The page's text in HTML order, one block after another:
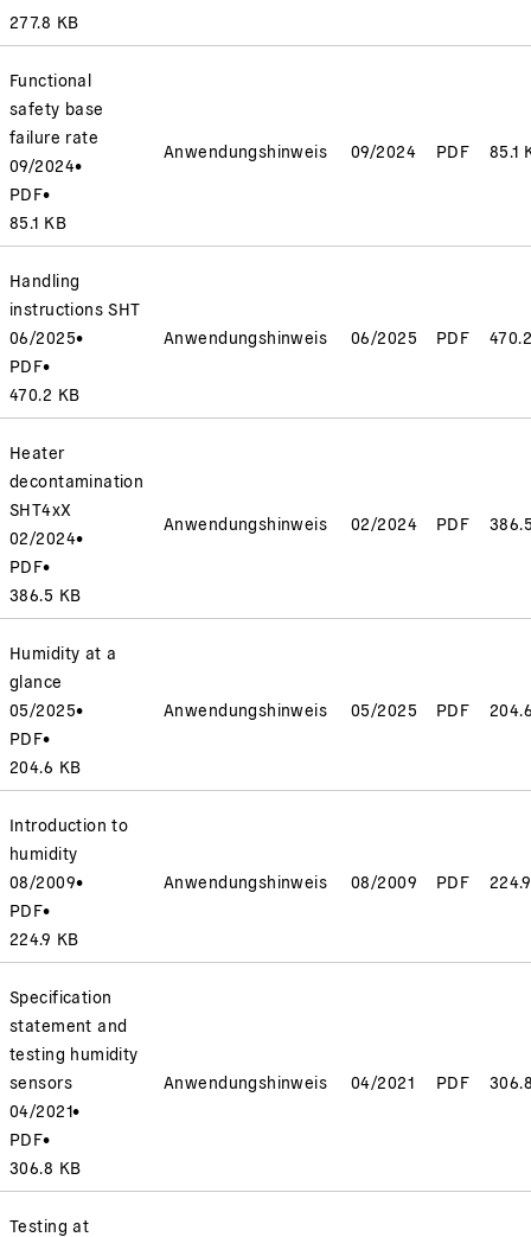
277.8 KB
Functional
safety base
failure rate
09/2024•
PDF•
85.1 KB
Anwendungshinweis 09/2024 PDF 85.1
Handling
instructions SHT
06/2025•
PDF•
470.2 KB
Anwendungshinweis 06/2025 PDF
Heater
decontamination
SHT4xX
02/2024•
PDF•
386.5 KB
Anwendungshinweis 02/2024 PDF
Humidity at a
glance
05/2025•
PDF•
204.6 KB
Anwendungshinweis 05/2025 PDF
Introduction to
humidity
08/2009•
PDF•
224.9 KB
Anwendungshinweis 08/2009 PDF
Specification
statement and
testing humidity
sensors
04/2021•
PDF•
306.8 KB
Anwendungshinweis 04/2021 PDF
Testing at